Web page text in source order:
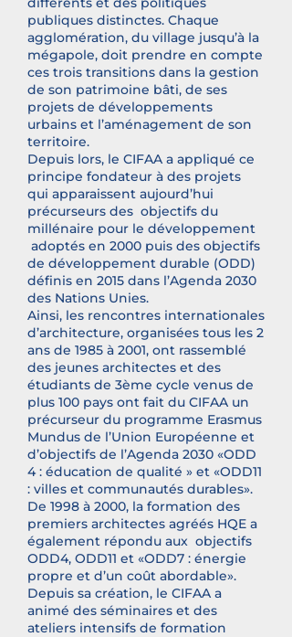
publiques distinctes. Chaque
agglomération, du village jusqu’à la
mégapole, doit prendre en compte
ces trois transitions dans la gestion
de son patrimoine bâti, de ses
projets de développements
urbains et l’aménagement de son
territoire.
Depuis lors, le CIFAA a appliqué ce
principe fondateur à des projets
qui apparaissent aujourd’hui
précurseurs des objectifs du
millénaire pour le développement
adoptés en 2000 puis des objectifs
de développement durable (ODD)
définis en 2015 dans l’Agenda 2030
des Nations Unies.
Ainsi, les rencontres internationales
d’architecture, organisées tous les 2
ans de 1985 à 2001, ont rassemblé
des jeunes architectes et des
étudiants de 3ème cycle venus de
plus 100 pays ont fait du CIFAA un
précurseur du programme Erasmus
Mundus de l’Union Européenne et
d’objectifs de l’Agenda 2030 «ODD
4 : éducation de qualité » et «ODD11
: villes et communautés durables».
De 1998 à 2000, la formation des
premiers architectes agréés HQE a
également répondu aux objectifs
ODD4, ODD11 et «ODD7 : énergie
propre et d’un coût abordable».
Depuis sa création, le CIFAA a
animé des séminaires et des
ateliers intensifs de formation